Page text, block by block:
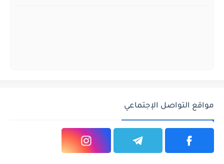
مواقع التواصل الإجتماعي